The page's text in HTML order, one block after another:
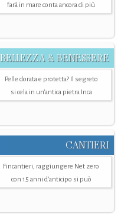
farà in mare conta ancora di più
BELLEZZA & BENESSERE
Pelle dorata e protetta? Il segreto
si cela in un’antica pietra Inca
CANTIERI
Fincantieri, raggiungere Net zero
con 15 anni d'anticipo si può